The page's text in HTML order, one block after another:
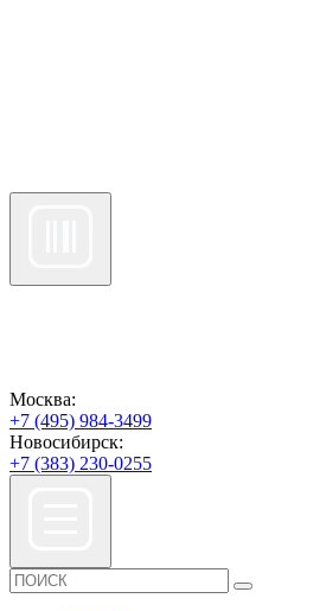
Москва:
+7 (495) 984-3499
Новосибирск:
+7 (383) 230-0255